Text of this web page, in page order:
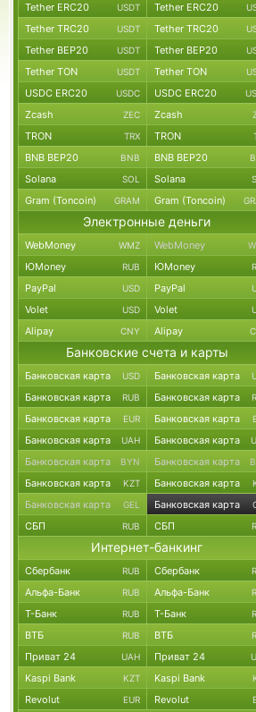
Tether ERC20 USDT Tether ERC20
Tether TRC20 USDT Tether TRC20
Tether BEP20 USDT Tether BEP20
Tether TON USDT Tether TON
USDC ERC20 USDC USDC ERC20
Zcash ZEC Zcash
TRON TRX TRON
BNB BEP20 BNB BNB BEP20
Solana SOL Solana
Gram (Toncoin) GRAM Gram (Toncoin)
Электронные деньги
WebMoney WMZ WebMoney
ЮMoney RUB ЮMoney
PayPal USD PayPal
Volet USD Volet
Alipay CNY Alipay
Банковские счета и карты
Банковская карта USD Банковская карта
Банковская карта RUB Банковская карта
Банковская карта EUR Банковская карта
Банковская карта UAH Банковская карта
Банковская карта BYN Банковская карта
Банковская карта KZT Банковская карта
Банковская карта GEL Банковская карта
СБП RUB СБП
Интернет-банкинг
Сбербанк RUB Сбербанк
Альфа-Банк RUB Альфа-Банк
Т-Банк RUB Т-Банк
ВТБ RUB ВТБ
Приват 24 UAH Приват 24
Kaspi Bank KZT Kaspi Bank
Revolut EUR Revolut